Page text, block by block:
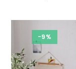
-9%